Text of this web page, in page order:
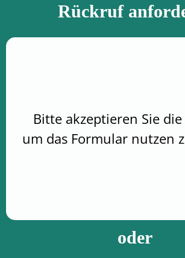
Rückruf
Aufgrund Ihrer DSGVO Einstellungen
Bitte akzeptieren Sie die
um das Formular nutzen
oder